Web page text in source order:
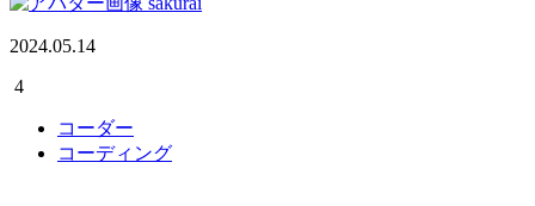
2024.05.14
4
コーダー
コーディング